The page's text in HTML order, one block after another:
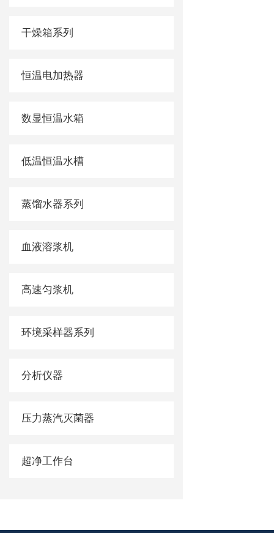
干燥箱系列
恒温电加热器
数显恒温水箱
低温恒温水槽
蒸馏水器系列
血液溶浆机
高速匀浆机
环境采样器系列
分析仪器
压力蒸汽灭菌器
超净工作台